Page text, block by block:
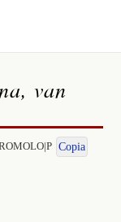
van
Copia